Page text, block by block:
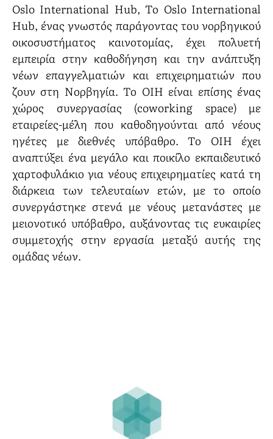
Oslo International Hub, Το Oslo International
Hub, ένας γνωστός παράγοντας του νορβηγικού
οικοσυστήματος καινοτομίας, έχει πολυετή
εμπειρία στην καθοδήγηση και την ανάπτυξη
νέων επαγγελματιών και επιχειρηματιών που
ζουν στη Νορβηγία. Το OIH είναι επίσης ένας
χώρος συνεργασίας (coworking space) με
εταιρείες-μέλη που καθοδηγούνται από νέους
ηγέτες με διεθνές υπόβαθρο. Το OIH έχει
αναπτύξει ένα μεγάλο και ποικίλο εκπαιδευτικό
χαρτοφυλάκιο για νέους επιχειρηματίες κατά τη
διάρκεια των τελευταίων ετών, με το οποίο
συνεργάστηκε στενά με νέους μετανάστες με
μειονοτικό υπόβαθρο, αυξάνοντας τις ευκαιρίες
συμμετοχής στην εργασία μεταξύ αυτής της
ομάδας νέων.